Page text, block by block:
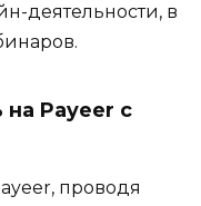
деятельности, в
Payeer с
проводя